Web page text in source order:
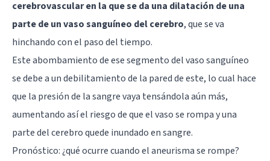
cerebrovascular en la que se da una dilatación de una
parte de un vaso sanguíneo del cerebro, que se va
hinchando con el paso del tiempo.
Este abombamiento de ese segmento del vaso sanguíneo
se debe a un debilitamiento de la pared de este, lo cual hace
que la presión de la sangre vaya tensándola aún más,
aumentando así el riesgo de que el vaso se rompa yuna
parte del cerebroquede inundado en sangre.
Pronóstico: ¿qué ocurre cuando el aneurisma se rompe?